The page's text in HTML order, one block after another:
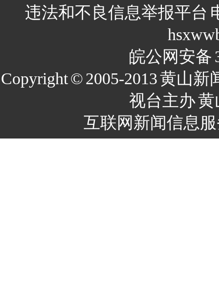
违法和不良信息举报平台
皖公网安备
Copyright©2005-2013黄山新
视台主办黄
互联网新闻信息